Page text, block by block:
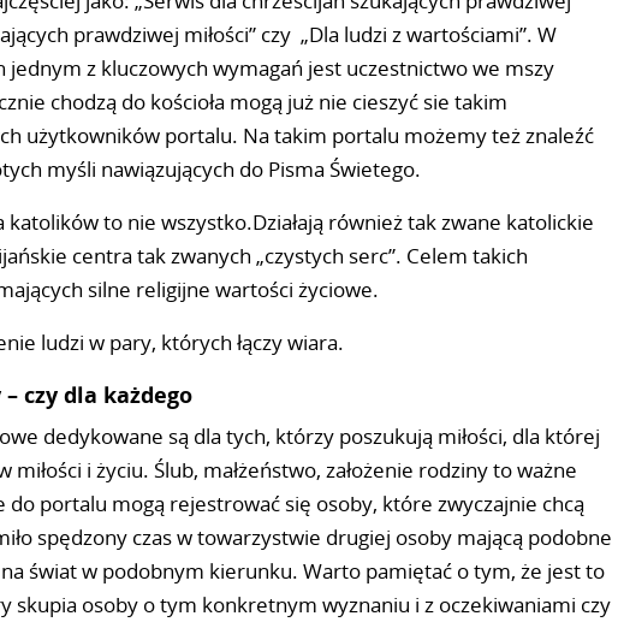
prawdziwej miłości” czy „Dla ludzi z wartościami”. W
z kluczowych wymagań jest uczestnictwo we mszy
chodzą do kościoła mogą już nie cieszyć sie takim
użytkowników portalu. Na takim portalu możemy też znaleźć
myśli nawiązujących do Pisma Świetego.
to nie wszystko.Działają również tak zwane katolickie
centra tak zwanych „czystych serc”. Celem takich
silne religijne wartości życiowe.
ludzi w pary, których łączy wiara.
czy dla każdego
dedykowane są dla tych, którzy poszukują miłości, dla której
i życiu. Ślub, małżeństwo, założenie rodziny to ważne
portalu mogą rejestrować się osoby, które zwyczajnie chcą
spędzony czas w towarzystwie drugiej osoby mającą podobne
świat w podobnym kierunku. Warto pamiętać o tym, że jest to
skupia osoby o tym konkretnym wyznaniu i z oczekiwaniami czy